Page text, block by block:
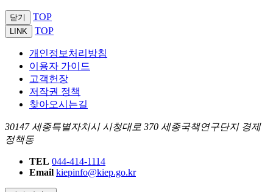
닫기 TOP
LINK TOP
개인정보처리방침
이용자 가이드
고객헌장
저작권 정책
찾아오시는길
30147 세종특별자치시 시청대로 370 세종국책연구단지 경제
정책동
TEL 044-414-1114
Email kiepinfo@kiep.go.kr